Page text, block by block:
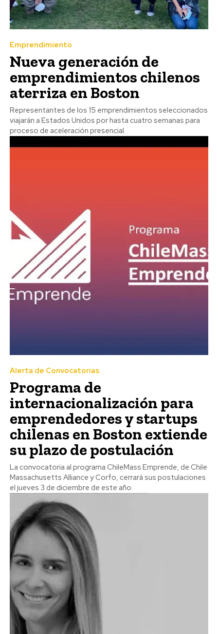
Emprendimiento
Nueva generación de
emprendimientos chilenos
aterriza en Boston
Representantes de los 15 emprendimientos seleccionados
viajarán a Estados Unidos por hasta cuatro semanas para
proceso de aceleración presencial.
Alerta de Convocatorias
Programa de
internacionalización para
emprendedores y startups
chilenas en Boston extiende
su plazo de postulación
La convocatoria al programa ChileMass Emprende, de Chile
Massachusetts Alliance y Corfo, cerrará sus postulaciones
el jueves 3 de diciembre de este año.